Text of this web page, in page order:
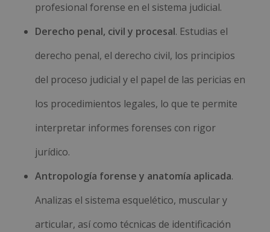
profesional forense en el sistema judicial.
Derecho penal, civil y procesal. Estudias el
derecho penal, el derecho civil, los principios
del proceso judicial y el papel de las pericias en
los procedimientos legales, lo que te permite
interpretar informes forenses con rigor
jurídico.
Antropología forense y anatomía aplicada.
Analizas el sistema esquelético, muscular y
articular, así como técnicas de identificación